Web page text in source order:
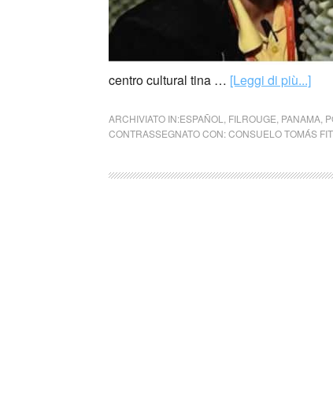
centro cultural tina … [Leggi di più...]
ARCHIVIATO IN:ESPAÑOL FILROUGE PANAMA
CONTRASSEGNATO CON:CONSUELO TOMÁS